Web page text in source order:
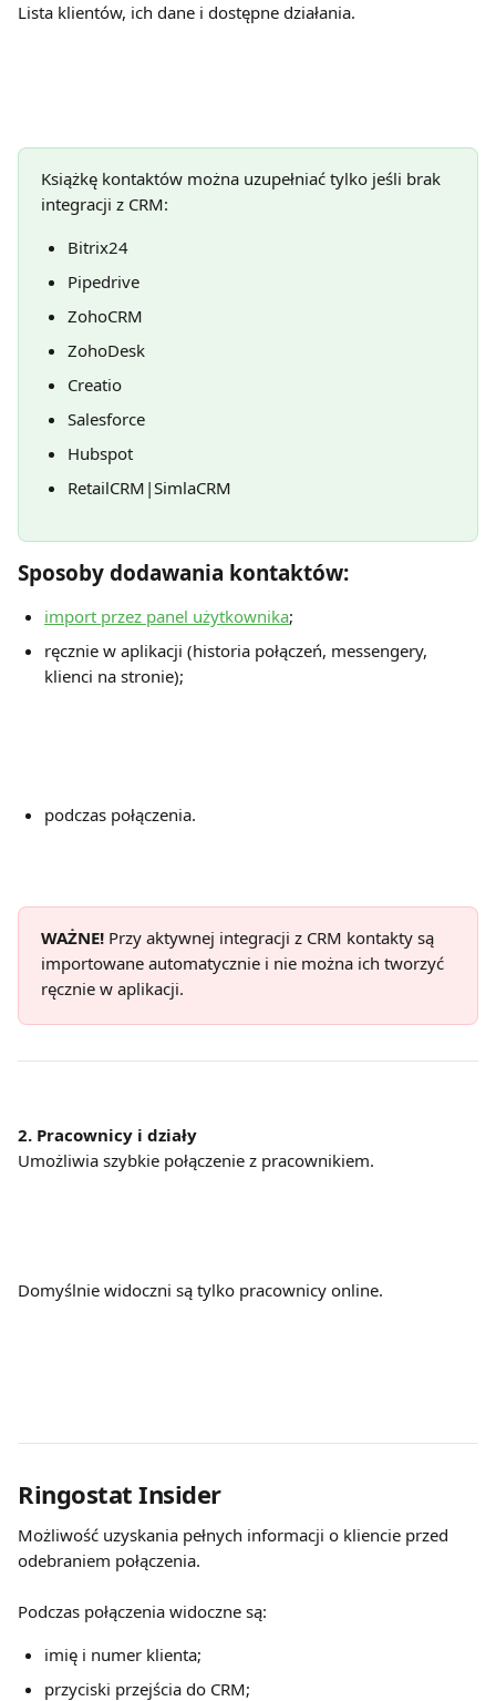
Lista klientów, ich dane i dostępne działania.
Książkę kontaktów można uzupełniać tylko jeśli brak
integracji z CRM:
Bitrix24
Pipedrive
ZohoCRM
ZohoDesk
Creatio
Salesforce
Hubspot
RetailCRM|SimlaCRM
Sposoby dodawania kontaktów:
import przez panel użytkownika;
ręcznie w aplikacji (historia połączeń, messengery,
klienci na stronie);
podczas połączenia.
WAŻNE! Przy aktywnej integracji z CRM kontakty są
importowane automatycznie i nie można ich tworzyć
ręcznie w aplikacji.
2. Pracownicy i działy
Umożliwia szybkie połączenie z pracownikiem.
Domyślnie widoczni są tylko pracownicy online.
Ringostat Insider
Możliwość uzyskania pełnych informacji o kliencie przed
odebraniem połączenia.
Podczas połączenia widoczne są:
imię i numer klienta;
przyciski przejścia do CRM;